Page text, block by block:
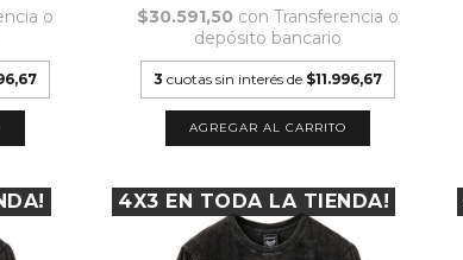
o
$30.591,50 con Transferencia o
depósito bancario
3 cuotas sin interés de $11.996,67
AGREGAR AL CARRITO
4X3 EN TODA LA TIENDA!